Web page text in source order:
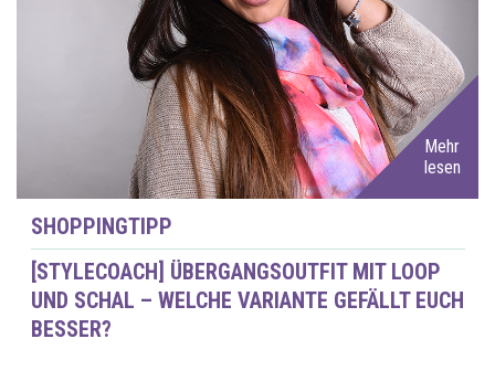
Mehr
lesen
SHOPPINGTIPP
[STYLECOACH] ÜBERGANGSOUTFIT MIT LOOP
UND SCHAL – WELCHE VARIANTE GEFÄLLT EUCH
BESSER?